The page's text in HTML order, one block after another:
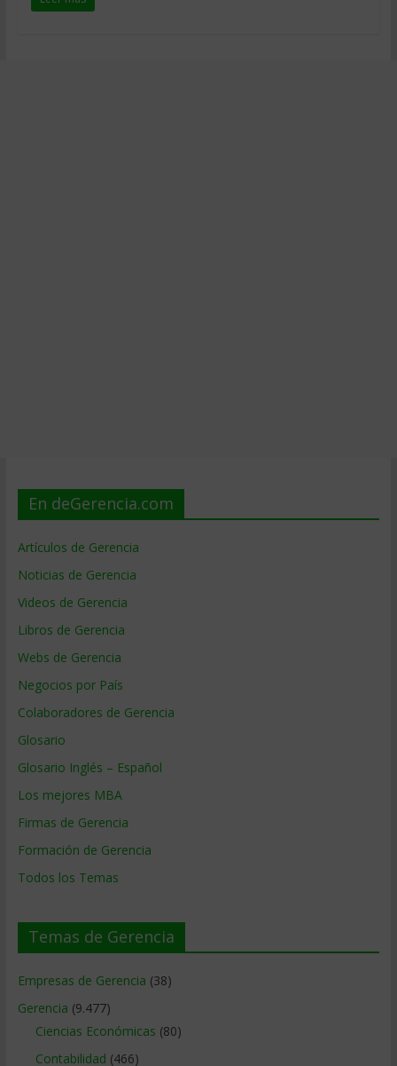
En deGerencia.com
Artículos de Gerencia
Noticias de Gerencia
Videos de Gerencia
Libros de Gerencia
Webs de Gerencia
Negocios por País
Colaboradores de Gerencia
Glosario
Glosario Inglés – Español
Los mejores MBA
Firmas de Gerencia
Formación de Gerencia
Todos los Temas
Temas de Gerencia
Empresas de Gerencia (38)
Gerencia (9.477)
Ciencias Económicas (80)
Contabilidad (466)